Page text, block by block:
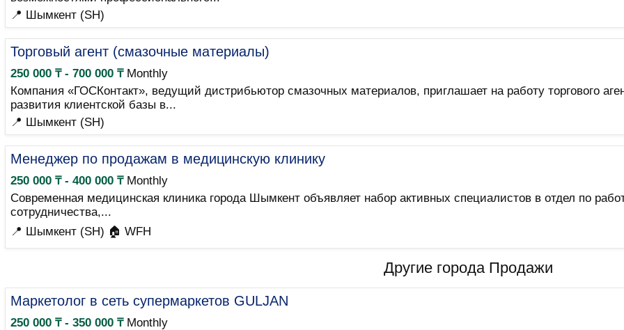
📍 Шымкент (SH)
Торговый агент (смазочные материалы)
250 000 ₸ - 700 000 ₸Monthly
Компания «ГОСКонтакт», ведущий дистрибьютор смазочных материалов, приглашает на работу торгового
развития клиентской базы в...
📍 Шымкент (SH)
Менеджер по продажам в медицинскую клинику
250 000 ₸ - 400 000 ₸Monthly
Современная медицинская клиника города Шымкент объявляет набор активных специалистов в отдел по
сотрудничества,...
📍 Шымкент (SH) 🏠 WFH
Другие города Продажи
Маркетолог в сеть супермаркетов GULJAN
250 000 ₸ - 350 000 ₸Monthly